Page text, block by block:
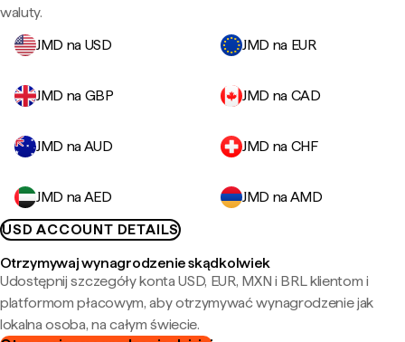
waluty.
JMD na USD
JMD na EUR
JMD na GBP JMD na CAD
JMD na AUD JMD na CHF
JMD na AED
JMD na AMD
USD ACCOUNT DETAILS
Otrzymywaj wynagrodzenie skądkolwiek
Udostępnij szczegóły konta USD, EUR, MXN i BRL klientom i
platformom płacowym, aby otrzymywać wynagrodzenie jak
lokalna osoba, na całym świecie.